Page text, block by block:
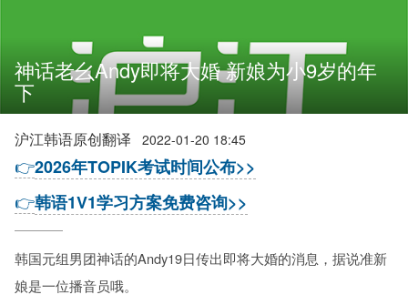
神话老幺Andy即将大婚 新娘为小9岁的年
下
沪江韩语原创翻译 2022-01-20 18:45
👉2026年TOPIK考试时间公布>>
👉韩语1V1学习方案免费咨询>>
韩国元组男团神话的Andy19日传出即将大婚的消息，据说准新
娘是一位播音员哦。